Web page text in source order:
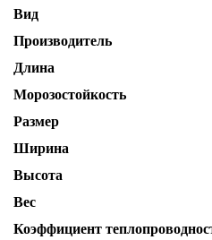
Вид
Производитель
Длина
Морозостойкость
Размер
Ширина
Высота
Вес
Коэффициент